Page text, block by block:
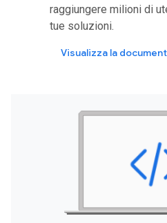
raggiungere milioni di
tue soluzioni.
Visualizza la